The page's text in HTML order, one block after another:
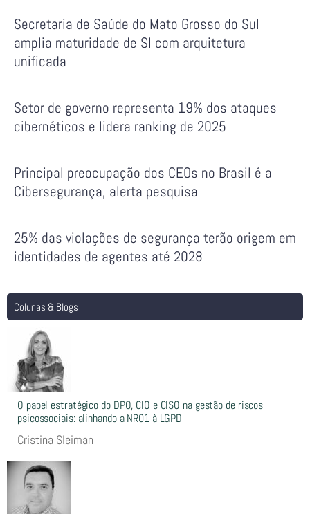
Secretaria de Saúde do Mato Grosso do Sul
amplia maturidade de SI com arquitetura
unificada
Setor de governo representa 19% dos ataques
cibernéticos e lidera ranking de 2025
Principal preocupação dos CEOs no Brasil é a
Cibersegurança, alerta pesquisa
25% das violações de segurança terão origem em
identidades de agentes até 2028
Colunas & Blogs
O papel estratégico do DPO, CIO e CISO na gestão de riscos
psicossociais: alinhando a NR01 à LGPD
Cristina Sleiman